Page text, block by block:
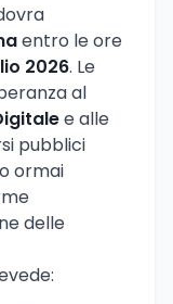
entro le ore
2026. Le
al
e alle
pubblici
ormai
delle